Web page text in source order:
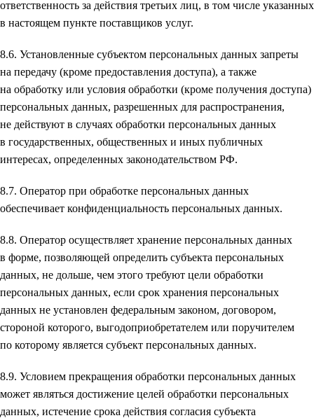
ответственность за действия третьих лиц, в том числе указанных
в настоящем пункте поставщиков услуг.
8.6. Установленные субъектом персональных данных запреты
на передачу (кроме предоставления доступа), а также
на обработку или условия обработки (кроме получения доступа)
персональных данных, разрешенных для распространения,
не действуют в случаях обработки персональных данных
в государственных, общественных и иных публичных
интересах, определенных законодательством РФ.
8.7. Оператор при обработке персональных данных
обеспечивает конфиденциальность персональных данных.
8.8. Оператор осуществляет хранение персональных данных
в форме, позволяющей определить субъекта персональных
данных, не дольше, чем этого требуют цели обработки
персональных данных, если срок хранения персональных
данных не установлен федеральным законом, договором,
стороной которого, выгодоприобретателем или поручителем
по которому является субъект персональных данных.
8.9. Условием прекращения обработки персональных данных
может являться достижение целей обработки персональных
данных, истечение срока действия согласия субъекта